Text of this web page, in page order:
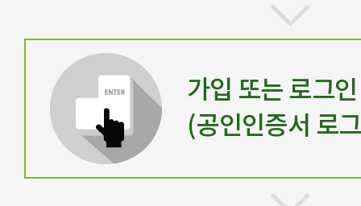
가입 또는 로그인
(공인인증서 로